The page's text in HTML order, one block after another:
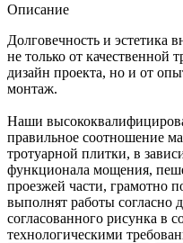
Описание
Долговечность и эстетика
не только от качественной
дизайн проекта, но и от
монтаж.
Наши
правильное соотношение
тротуарной плитки, в
функционала мощения,
проезжей части, грамотно
выполнят работы согласно
согласованного рисунка в
технологическими